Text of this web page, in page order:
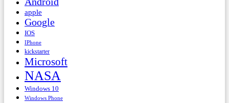
apple
Google
IOS
IPhone
kickstarter
Microsoft
NASA
Windows 10
Windows Phone